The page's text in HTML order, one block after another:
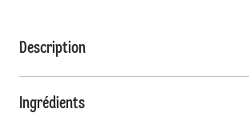
Description
Ingrédients